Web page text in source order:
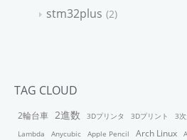
stm32plus 2
TAG CLOUD
2輪台車 2進数 3Dプリンタ 3Dプリント 3
Lambda
Anycubic Apple Pencil Arch Linux